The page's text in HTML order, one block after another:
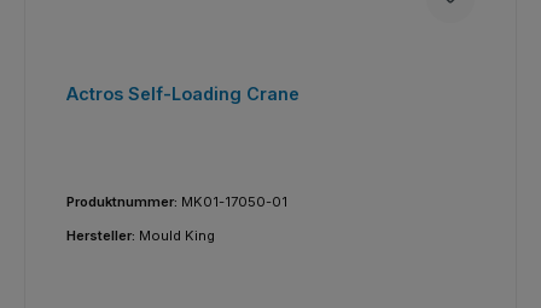
Actros Self-Loading Crane
Produktnummer: MK01-17050-01
Hersteller: Mould King